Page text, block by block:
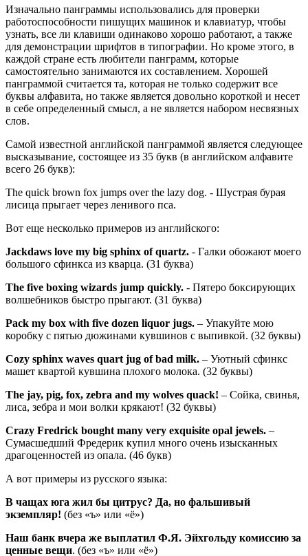
Изначально панграммы использовались для проверки
работоспособности пишущих машинок и клавиатур, чтобы
узнать, все ли клавиши одинаково хорошо работают, а также
для демонстрации шрифтов в типографии. Но кроме этого, в
каждой стране есть любители панграмм, которые
самостоятельно занимаются их составлением. Хорошей
панграммой считается та, которая не только содержит все
буквы алфавита, но также является довольно короткой и несет
в себе определенный смысл, а не является набором несвязных
слов.
Самой известной английской панграммой является следующее
высказывание, состоящее из 35 букв (в английском алфавите
всего 26 букв):
The quick brown fox jumps over the lazy dog. - Шустрая бурая
лисица прыгает через ленивого пса.
Вот еще несколько примеров из английского:
Jackdaws love my big sphinx of quartz. - Галки обожают моего
большого сфинкса из кварца. (31 буква)
The five boxing wizards jump quickly. - Пятеро боксирующих
волшебников быстро прыгают. (31 буква)
Pack my box with five dozen liquor jugs. – Упакуйте мою
коробку с пятью дюжинами кувшинов с выпивкой. (32 буквы)
Cozy sphinx waves quart jug of bad milk. – Уютный сфинкс
машет квартой кувшина плохого молока. (32 буквы)
The jay, pig, fox, zebra and my wolves quack! – Сойка, свинья,
лиса, зебра и мои волки крякают! (32 буквы)
Crazy Fredrick bought many very exquisite opal jewels. –
Сумасшедший Фредерик купил много очень изысканных
драгоценностей из опала. (46 букв)
А вот примеры из русского языка:
В чащах юга жил бы цитрус? Да, но фальшивый
экземпляр! (без «ъ» или «ё»)
Наш банк вчера же выплатил Ф.Я. Эйхгольду комиссию за
ценные вещи. (без «ъ» или «ё»)